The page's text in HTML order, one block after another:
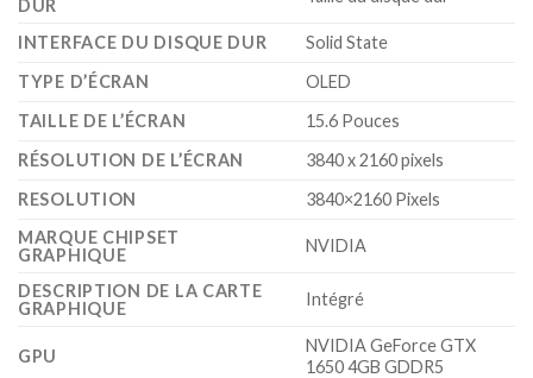
DUR
INTERFACE DU DISQUE DUR
‎Solid State
TYPE D’ÉCRAN
‎OLED
TAILLE DE L’ÉCRAN
‎15.6 Pouces
RÉSOLUTION DE L’ÉCRAN
‎3840 x 2160 pixels
RESOLUTION
‎3840×2160 Pixels
MARQUE CHIPSET
GRAPHIQUE
‎NVIDIA
DESCRIPTION DE LA CARTE
GRAPHIQUE
‎Intégré
GPU
‎NVIDIA GeForce GTX
1650 4GB GDDR5